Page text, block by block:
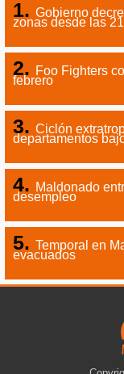
Gobierno
zonas desde las
Foo Fighters
febrero
Ciclón
departamentos
Maldonado
desempleo
Temporal en
evacuados